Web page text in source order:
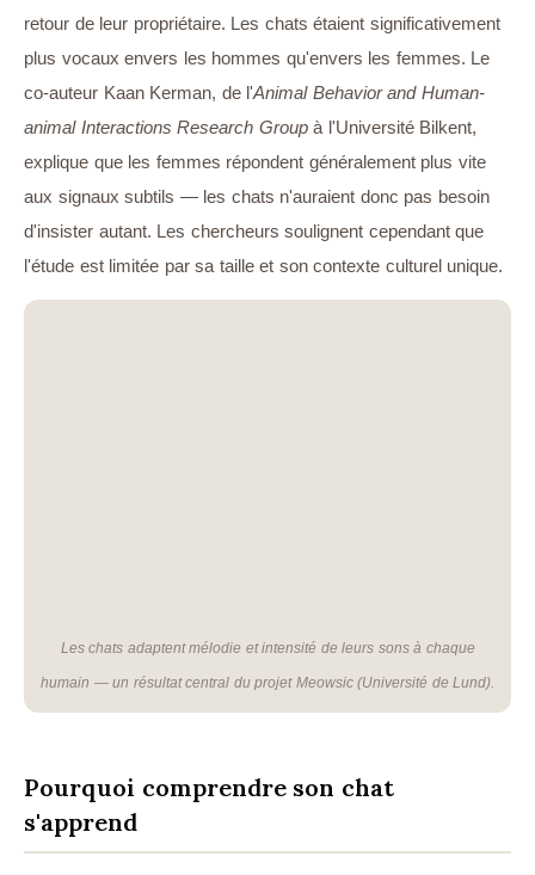
retour de leur propriétaire. Les chats étaient significativement
plus vocaux envers les hommes qu'envers les femmes. Le
co-auteur Kaan Kerman, de l'Animal Behavior and Human-
animal Interactions Research Groupà l'Université Bilkent,
explique que les femmes répondent généralement plus vite
aux signaux subtils — les chats n'auraient donc pas besoin
d'insister autant. Les chercheurs soulignent cependant que
l'étude est limitée par sa taille et son contexte culturel unique.
Les chats adaptent mélodie et intensité de leurs sons à chaque
humain — un résultat central du projet Meowsic (Université de Lund).
Pourquoi comprendre son chat
s'apprend